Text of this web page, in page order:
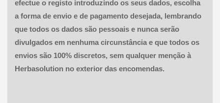
efectue o registo introduzindo os seus dados, escolha
a forma de envio e de pagamento desejada, lembrando
que todos os dados são pessoais e nunca serão
divulgados em nenhuma circunstância e que todos os
envios são 100% discretos, sem qualquer menção à
Herbasolution no exterior das encomendas.